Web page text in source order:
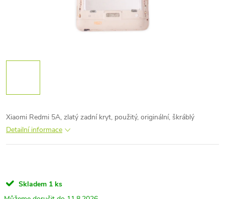
Xiaomi Redmi 5A, zlatý zadní kryt, použitý, originální, škráblý
Detailní informace
Skladem 1 ks